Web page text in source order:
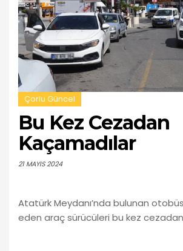
Çorlu Güncel
Bu Kez Cezadan
Kaçamadılar
21 MAYIS 2024
Atatürk Meydanı’nda bulunan
eden araç sürücüleri bu kez